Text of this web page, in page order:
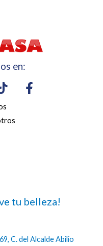
en:
tu belleza!
C. del Alcalde Abilio